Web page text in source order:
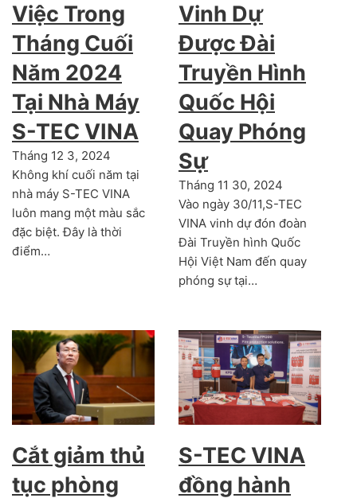
Việc Trong
Tháng Cuối
Năm 2024
Tại Nhà Máy
S-TEC VINA
Tháng 12 3, 2024
Không khí cuối năm tại
nhà máy S-TEC VINA
luôn mang một màu sắc
đặc biệt. Đây là thời
điểm…
Vinh Dự
Được Đài
Truyền Hình
Quốc Hội
Quay Phóng
Sự
Tháng 11 30, 2024
Vào ngày 30/11,S-TEC
VINA vinh dự đón đoàn
Đài Truyền hình Quốc
Hội Việt Nam đến quay
phóng sự tại…
Cắt giảm thủ
tục phòng
S-TEC VINA
đồng hành